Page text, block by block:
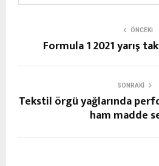
ÖNCEKI
Formula 1 2021 yarış
SONRAKI
Tekstil örgü yağlarında
ham madde